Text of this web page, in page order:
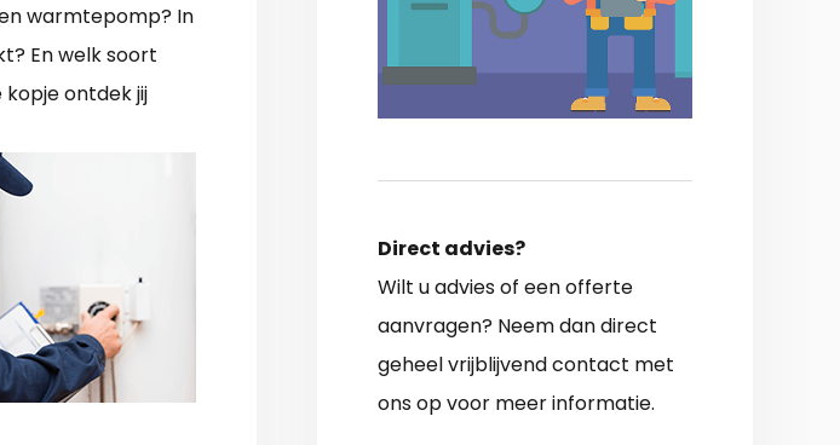
warmtepomp? In
En welk soort
ontdek jij
Direct advies?
Wilt u advies of een offerte
aanvragen? Neem dan direct
geheel vrijblijvend contact met
ons op voor meer informatie.